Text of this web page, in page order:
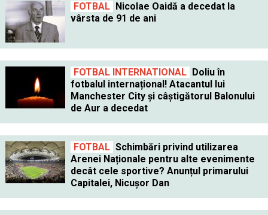
FOTBAL Nicolae Oaidă a decedat la
vârsta de 91 de ani
FOTBAL INTERNATIONAL Doliu în
fotbalul internațional! Atacantul lui
Manchester City și câștigătorul Balonului
de Aur a decedat
FOTBAL Schimbări privind utilizarea
Arenei Naționale pentru alte evenimente
decât cele sportive? Anunțul primarului
Capitalei, Nicușor Dan